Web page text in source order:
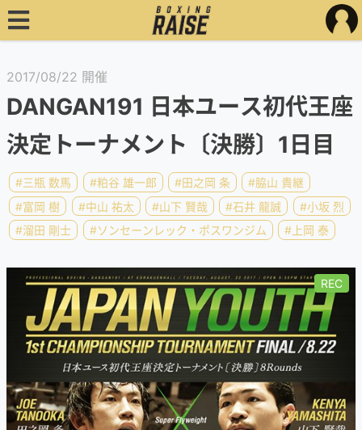
2017/08/22 開催
DANGAN191 日本ユース初代王座
決定トーナメント〔決勝〕1日目
#三瓶 数馬 #粕谷 雄一郎 #田之岡 条
#脇山 貴継
#富岡 樹
#中山 祐太 #山下 賢哉 #石井 龍誠
#小坂 烈
#溜田 剛士
#ソンセーンレック・ポスワンジム #上岡 泰
REC